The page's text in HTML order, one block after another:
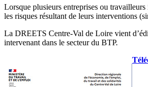
Lorsque plusieurs entreprises ou
les risques résultant de leurs interventions
La DREETS Centre-Val de Loire vient
intervenant dans le secteur du BTP.